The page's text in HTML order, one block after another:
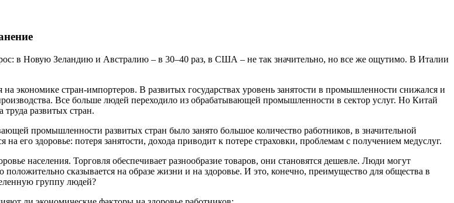
в Новую Зеландию и Австралию – в 30–40 раз, в США – не так значительно, но все же ощутимо. В Италии
экономике стран-импортеров. В развитых государствах уровень занятости в промышленности снижался и
Все больше людей переходило из обрабатывающей промышленности в сектор услуг. Но Китай
развитых стран.
промышленности развитых стран было занято большое количество работников, в значительной
его здоровье: потеря занятости, дохода приводит к потере страховки, проблемам с получением медуслуг.
населения. Торговля обеспечивает разнообразие товаров, они становятся дешевле. Люди могут
сказывается на образе жизни и на здоровье. И это, конечно, преимущество для общества в
группу людей?